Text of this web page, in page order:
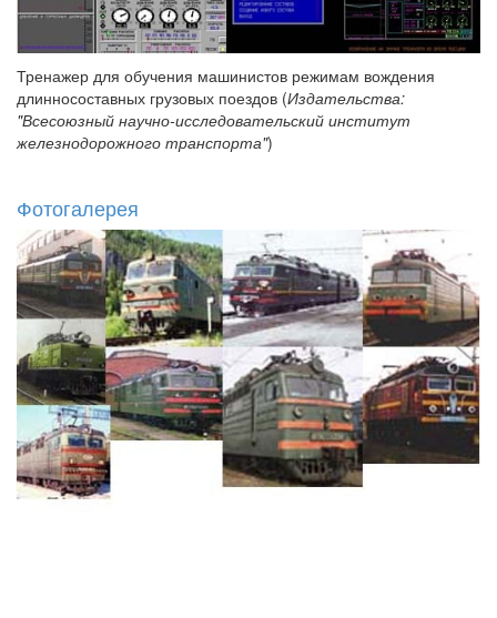
Тренажер для обучения машинистов режимам вождения
длинносоставных грузовых поездов (Издательства:
"Всесоюзный научно-исследовательский институт
железнодорожного транспорта")
Фотогалерея